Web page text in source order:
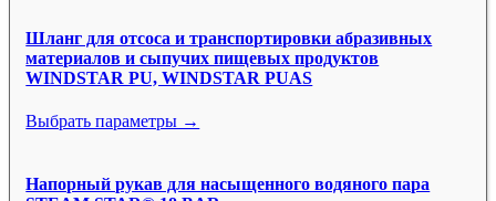
Шланг для отсоса и транспортировки абразивных
материалов и сыпучих пищевых продуктов
WINDSTAR PU, WINDSTAR PUAS
Выбрать параметры →
Напорный рукав для насыщенного водяного пара